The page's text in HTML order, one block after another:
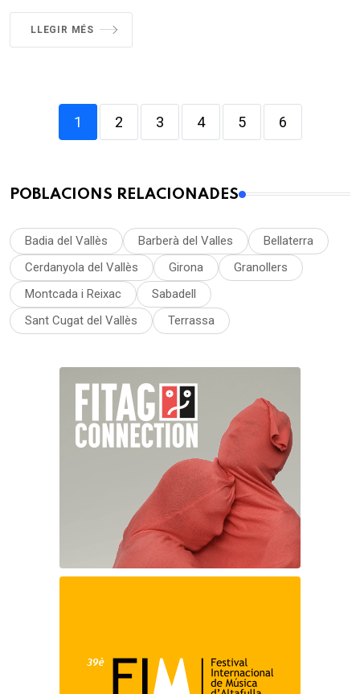
LLEGIR MÉS
1 2 3 4 5 6
POBLACIONS RELACIONADES
Badia del Vallès Barberà del Valles
Bellaterra
Cerdanyola del Vallès
Girona
Granollers
Montcada i Reixac
Sabadell
Sant Cugat del Vallès
Terrassa